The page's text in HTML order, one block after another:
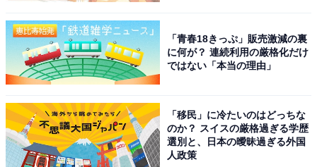
【楽天トラベル売れ筋1位】「瀬波温泉 瀬波グ
ランドホテル はぎのや」は夕陽と温泉を満喫
する癒しの宿【10月15日】
「青春18きっぷ」販売激減の裏
に何が？ 連続利用の厳格化だけ
ではない「本当の理由」
「移民」に冷たいのはどっちな
のか？ スイスの厳格過ぎる学歴
選別と、日本の曖昧過ぎる外国
人政策